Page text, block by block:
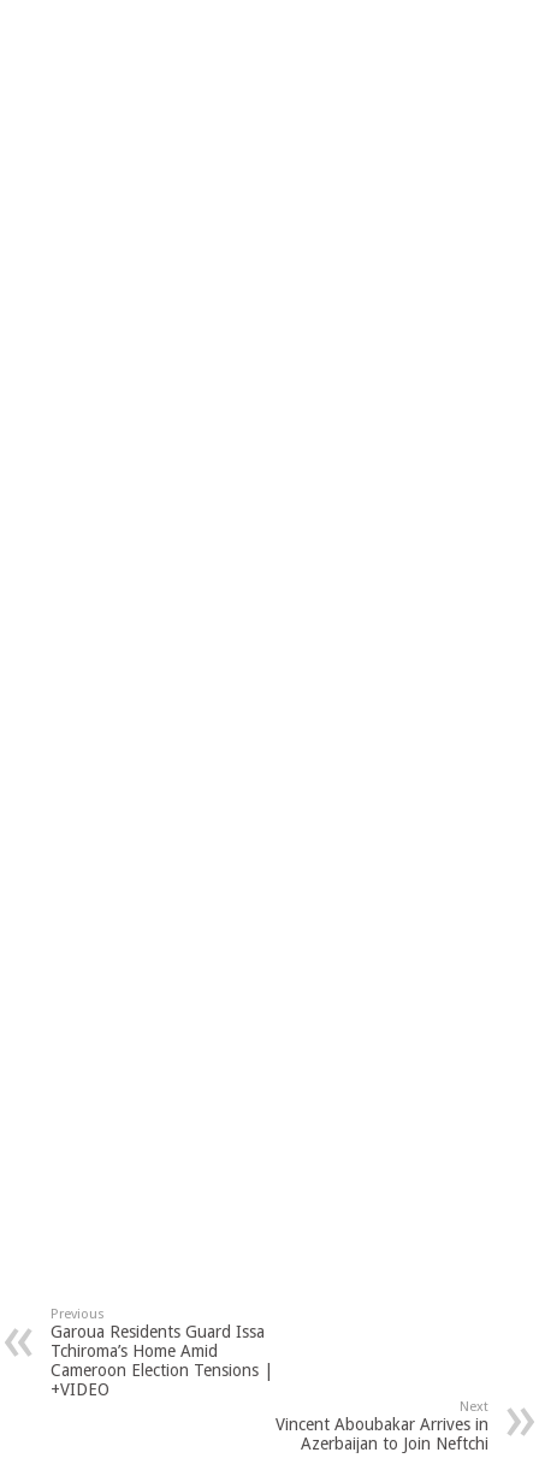
Previous
Garoua Residents Guard Issa
Tchiroma’s Home Amid
Cameroon Election Tensions |
+VIDEO
Next
Vincent Aboubakar Arrives in
Azerbaijan to Join Neftchi